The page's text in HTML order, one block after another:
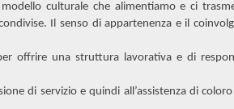
culturale che alimentiamo e ci
Il senso di appartenenza e il
offrire una struttura lavorativa e di
di servizio e quindi all’assistenza di